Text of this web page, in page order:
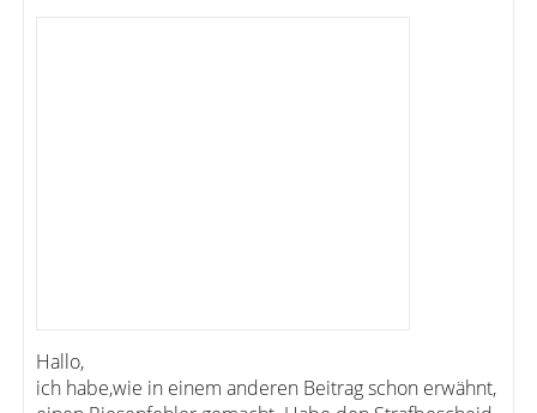
Hallo,
ich habe,wie in einem anderen Beitrag schon erwähnt,